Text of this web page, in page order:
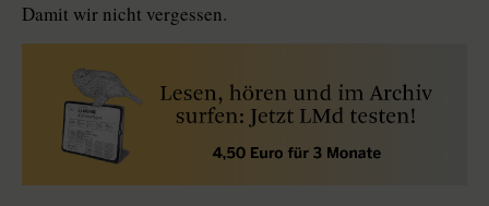
Damit wir nicht vergessen.